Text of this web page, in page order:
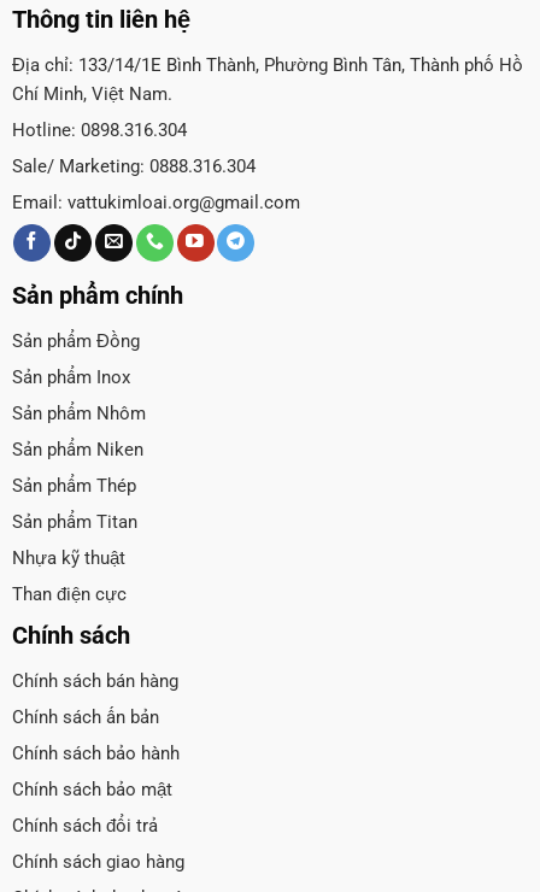
Thông tin liên hệ
Địa chỉ: 133/14/1E Bình Thành, Phường Bình Tân, Thành phố Hồ
Chí Minh, Việt Nam.
Hotline: 0898.316.304
Sale/ Marketing: 0888.316.304
Email: vattukimloai.org@gmail.com
Sản phẩm chính
Sản phẩm Đồng
Sản phẩm Inox
Sản phẩm Nhôm
Sản phẩm Niken
Sản phẩm Thép
Sản phẩm Titan
Nhựa kỹ thuật
Than điện cực
Chính sách
Chính sách bán hàng
Chính sách ấn bản
Chính sách bảo hành
Chính sách bảo mật
Chính sách đổi trả
Chính sách giao hàng